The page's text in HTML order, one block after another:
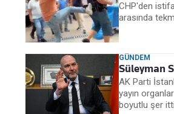
CHP'den
arasında
GÜNDEM
Süleyman
AK Parti
yayın
boyutlu şer